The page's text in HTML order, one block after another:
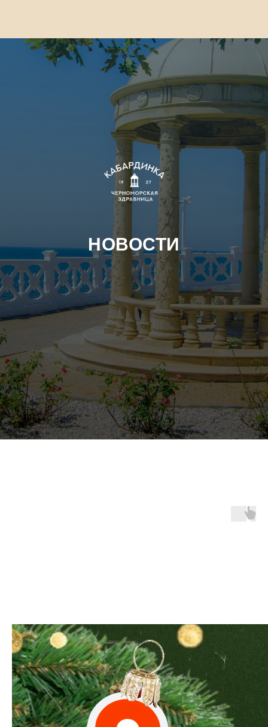
НОВОСТИ